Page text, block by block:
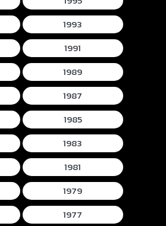
1993
1991
1989
1987
1985
1983
1981
1979
1977